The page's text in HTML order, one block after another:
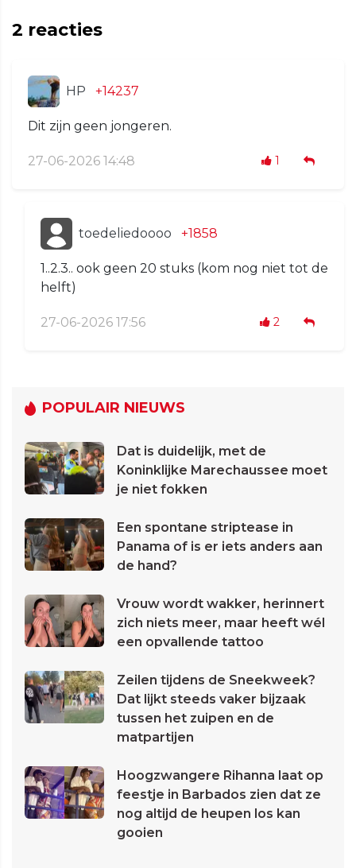
2 reacties
HP +14237
Dit zijn geen jongeren.
27-06-2026 14:48 1
toedeliedoooo +1858
1..2.3.. ook geen 20 stuks (kom nog niet tot de
helft)
27-06-2026 17:56 2
POPULAIR NIEUWS
Dat is duidelijk, met de
Koninklijke Marechaussee moet
je niet fokken
Een spontane striptease in
Panama of is er iets anders aan
de hand?
Vrouw wordt wakker, herinnert
zich niets meer, maar heeft wél
een opvallende tattoo
Zeilen tijdens de Sneekweek?
Dat lijkt steeds vaker bijzaak
tussen het zuipen en de
matpartijen
Hoogzwangere Rihanna laat op
feestje in Barbados zien dat ze
nog altijd de heupen los kan
gooien